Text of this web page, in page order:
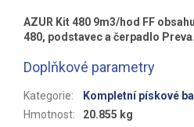
AZUR Kit 480 9m3/hod FF
480, podstavec a čerpadlo Preva.
Doplňkové parametry
Kategorie:
Kompletní pískové
Hmotnost: 20.855 kg